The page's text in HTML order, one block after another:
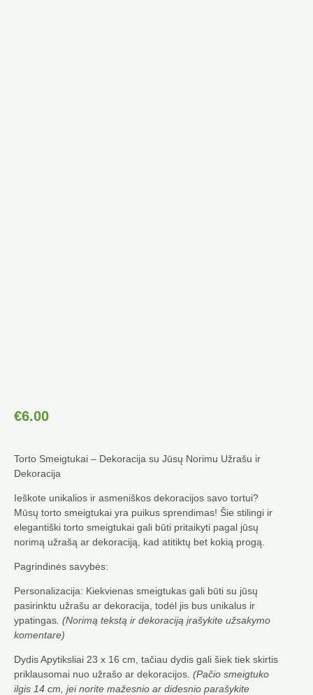
€6.00
Torto Smeigtukai – Dekoracija su Jūsų Norimu Užrašu ir
Dekoracija
Ieškote unikalios ir asmeniškos dekoracijos savo tortui?
Mūsų torto smeigtukai yra puikus sprendimas! Šie stilingi ir
elegantiški torto smeigtukai gali būti pritaikyti pagal jūsų
norimą užrašą ar dekoraciją, kad atitiktų bet kokią progą.
Pagrindinės savybės:
Personalizacija: Kiekvienas smeigtukas gali būti su jūsų
pasirinktu užrašu ar dekoracija, todėl jis bus unikalus ir
ypatingas . (Norimą tekstą ir dekoraciją įrašykite užsakymo
komentare)
Dydis Apytiksliai 23 x 16 cm, tačiau dydis gali šiek tiek skirtis
priklausomai nuo užrašo ar dekoracijos. (Pačio smeigtuko
ilgis 14 cm, jei norite mažesnio ar didesnio parašykite